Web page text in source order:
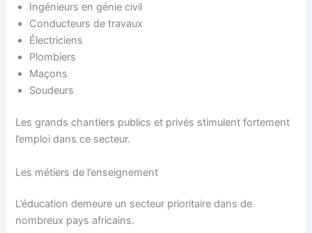
Ingénieurs en génie civil
Conducteurs de travaux
Électriciens
Plombiers
Maçons
Soudeurs
Les grands chantiers publics et privés stimulent fortement
l’emploi dans ce secteur.
Les métiers de l’enseignement
L’éducation demeure un secteur prioritaire dans de
nombreux pays africains.